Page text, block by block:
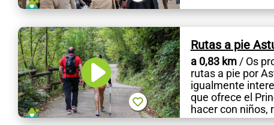
Rutas a pie
a 0,83 km/ Os
rutas a pie por
igualmente
que ofrece el
hacer con niños,